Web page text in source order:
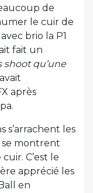
de
le cuir de
brio la P1
fait un
shoot qu’une
après
s’arrachent les
montrent
C’est le
apprécié les
en